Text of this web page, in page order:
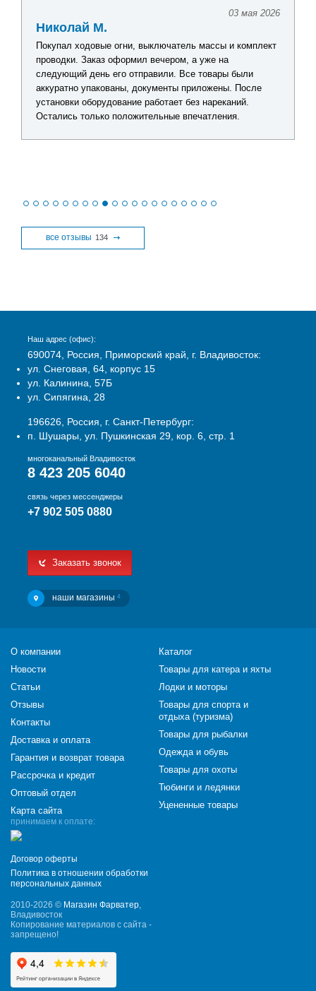
03 мая 2026
Николай М.
Покупал ходовые огни, выключатель массы и комплект
проводки. Заказ оформил вечером, а уже на
следующий день его отправили. Все товары были
аккуратно упакованы, документы приложены. После
установки оборудование работает без нареканий.
Остались только положительные впечатления.
все отзывы 134
Наш адрес (офис):
690074, Россия, Приморский край, г. Владивосток:
ул. Снеговая, 64, корпус 15
ул. Калинина, 57Б
ул. Сипягина, 28
196626, Россия, г. Санкт-Петербург:
п. Шушары, ул. Пушкинская 29, кор. 6, стр. 1
многоканальный Владивосток
8 423 205 6040
связь через мессенджеры
+7 902 505 0880
Заказать звонок
наши магазины 4
принимаем к оплате:
Договор оферты
Политика в отношении обработки
персональных данных
2010-2026 © Магазин Фарватер,
Владивосток
Копирование материалов с сайта -
запрещено!
О компании
Новости
Статьи
Отзывы
Контакты
Доставка и оплата
Гарантия и возврат товара
Рассрочка и кредит
Оптовый отдел
Карта сайта
Каталог
Товары для катера и яхты
Лодки и моторы
Товары для спорта и
отдыха (туризма)
Товары для рыбалки
Одежда и обувь
Товары для охоты
Тюбинги и ледянки
Уцененные товары